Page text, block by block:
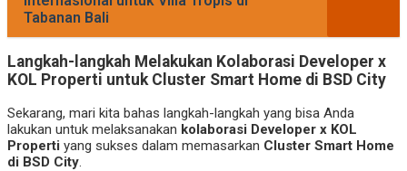
Tabanan Bali
Langkah-langkah Melakukan Kolaborasi Developer x
KOL Properti untuk Cluster Smart Home di BSD City
Sekarang, mari kita bahas langkah-langkah yang bisa Anda
lakukan untuk melaksanakan kolaborasi Developer x KOL
Properti yang sukses dalam memasarkan Cluster Smart Home
di BSD City.